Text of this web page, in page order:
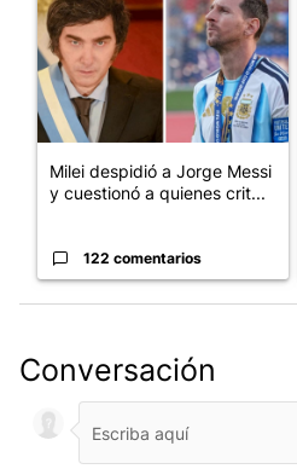
Milei despidió a Jorge Messi
y cuestionó a quienes crit...
122 comentarios
Conversación